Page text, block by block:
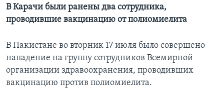
В Карачи были ранены два сотрудника,
проводившие вакцинацию от полиомиелита
В Пакистане во вторник 17 июля было совершено
нападение на группу сотрудников Всемирной
организации здравоохранения, проводивших
вакцинацию против полиомиелита.